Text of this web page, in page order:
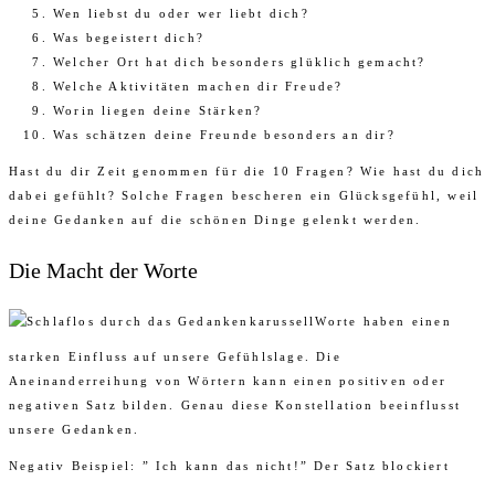
Wen liebst du oder wer liebt dich?
Was begeistert dich?
Welcher Ort hat dich besonders glüklich gemacht?
Welche Aktivitäten machen dir Freude?
Worin liegen deine Stärken?
Was schätzen deine Freunde besonders an dir?
Hast du dir Zeit genommen für die 10 Fragen? Wie hast du dich
dabei gefühlt? Solche Fragen bescheren ein Glücksgefühl, weil
deine Gedanken auf die schönen Dinge gelenkt werden.
Die Macht der Worte
Worte haben einen
starken Einfluss auf unsere Gefühlslage. Die
Aneinanderreihung von Wörtern kann einen positiven oder
negativen Satz bilden. Genau diese Konstellation beeinflusst
unsere Gedanken.
Negativ Beispiel: ” Ich kann das nicht!” Der Satz blockiert